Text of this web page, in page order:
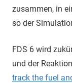
zusammen, in
so der
FDS 6 wird
und der
track the fuel